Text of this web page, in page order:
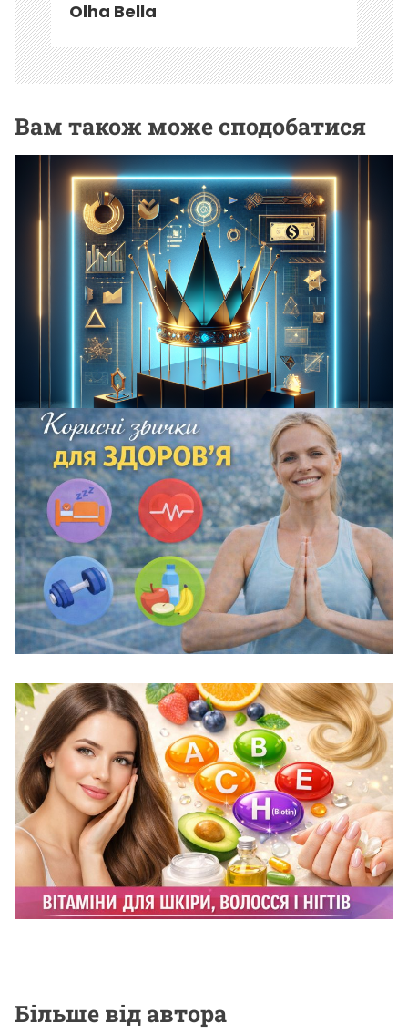
Olha Bella
Вам також може сподобатися
БЕЗ РУБРИКИ
Магістр це: все про ступінь, кар’єру та вступ
20.03.2026
БЕЗ РУБРИКИ
Корисні звички для здоров’я: як змінити
життя без драми
29.12.2025
БЕЗ РУБРИКИ
Вітаміни для шкіри, волосся і нігтів: що
реально працює?
23.12.2025
Більше від автора